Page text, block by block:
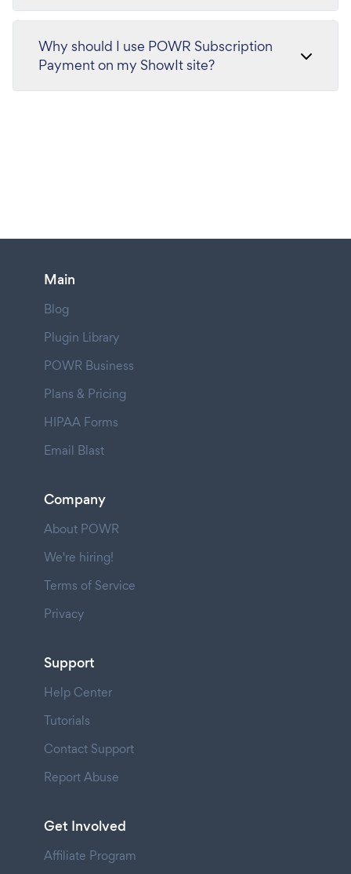
Why should I use POWR Subscription
Payment on my ShowIt site?
Main
Blog
Plugin Library
POWR Business
Plans & Pricing
HIPAA Forms
Email Blast
Company
About POWR
We're hiring!
Terms of Service
Privacy
Support
Help Center
Tutorials
Contact Support
Report Abuse
Get Involved
Affiliate Program